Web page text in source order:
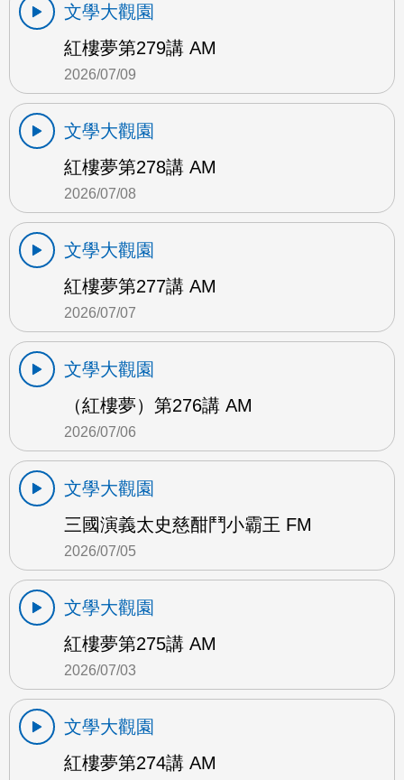
文學大觀園
紅樓夢第279講 AM
2026/07/09
文學大觀園
紅樓夢第278講 AM
2026/07/08
文學大觀園
紅樓夢第277講 AM
2026/07/07
文學大觀園
（紅樓夢）第276講 AM
2026/07/06
文學大觀園
三國演義太史慈酣鬥小霸王 FM
2026/07/05
文學大觀園
紅樓夢第275講 AM
2026/07/03
文學大觀園
紅樓夢第274講 AM